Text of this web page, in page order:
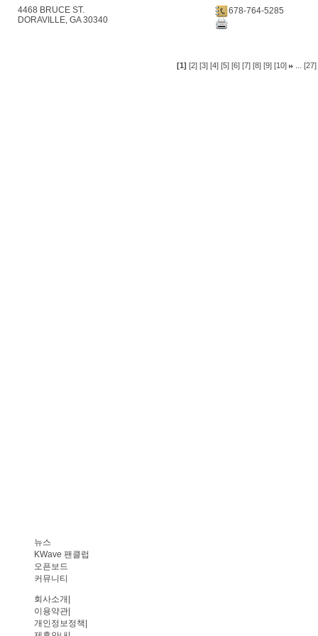
4468 BRUCE ST.
DORAVILLE, GA 30340
678-764-5285
[1] [2] [3] [4] [5] [6] [7] [8] [9] [10] ... [27]
뉴스
KWave 팬클럽
오픈보드
커뮤니티
회사소개
이용약관
개인정보정책